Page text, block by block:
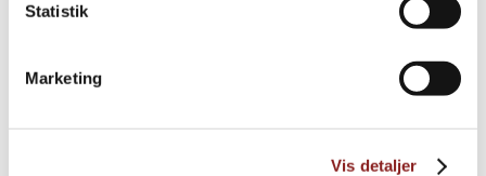
Statistik
Marketing
Vis detaljer